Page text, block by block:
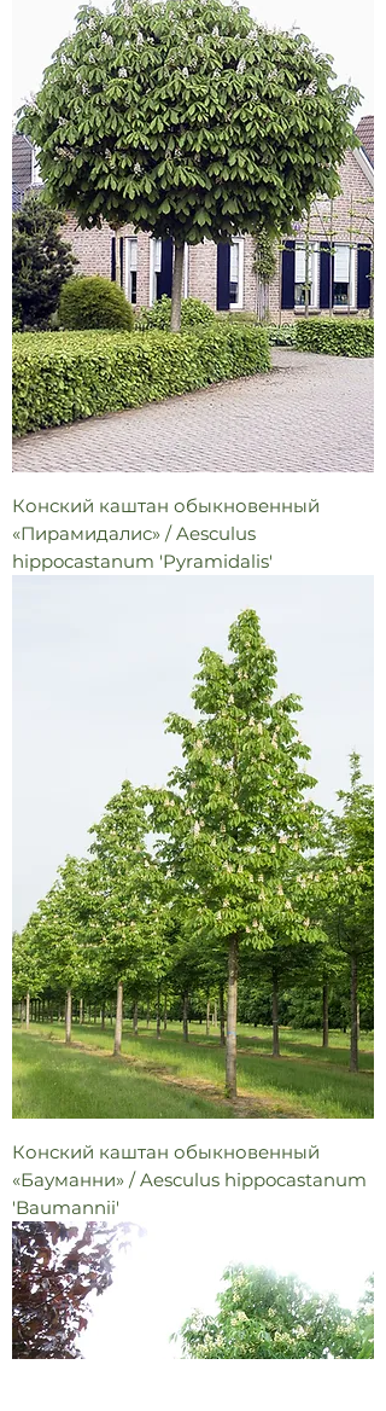
Конский каштан обыкновенный
«Пирамидалис» / Aesculus
hippocastanum 'Pyramidalis'
Конский каштан обыкновенный
«Бауманни» / Aesculus hippocastanum
'Baumannii'